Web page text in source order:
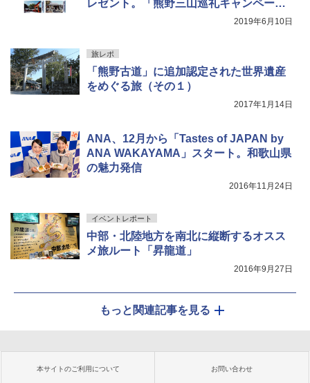
レゼント。「熊野三山巡礼キャンペー
2019年6月10日
旅レポ
「熊野古道」に追加認定された世界遺産
をめぐる旅（その１）
2017年1月14日
ANA、12月から「Tastes of JAPAN by
ANA WAKAYAMA」スタート。和歌山県
の魅力発信
2016年11月24日
イベントレポート
中部・北陸地方を南北に縦断するオスス
メ旅ルート「昇龍道」
2016年9月27日
もっと関連記事を見る
本サイトのご利用について お問い合わせ